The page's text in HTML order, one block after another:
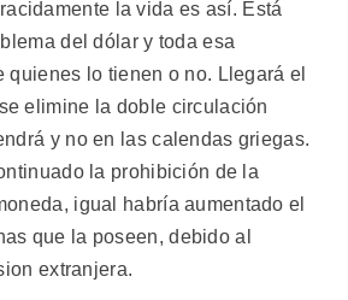
la vida es así. Está
del dólar y toda esa
quienes lo tienen o no. Llegará el
elimine la doble circulación
y no en las calendas griegas.
la prohibición de la
igual habría aumentado el
que la poseen, debido al
extranjera.